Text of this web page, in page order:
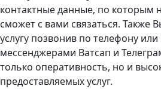
контактные данные, по которым
сможет с вами связаться. Также
услугу позвонив по телефону
мессенджерами Ватсап и
только оперативность, но и
предоставляемых услуг.